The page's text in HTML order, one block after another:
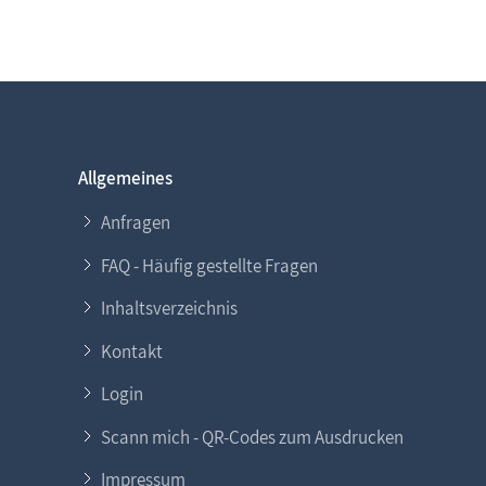
Allgemeines
Anfragen
FAQ - Häufig gestellte Fragen
Inhaltsverzeichnis
Kontakt
Login
Scann mich - QR-Codes zum Ausdrucken
Impressum